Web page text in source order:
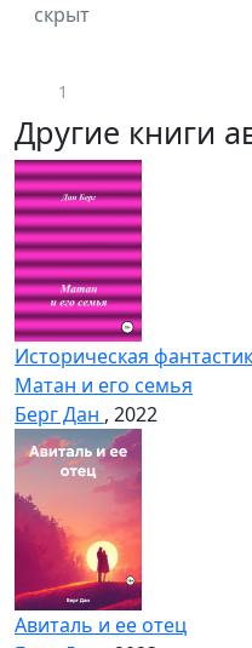
скрыт
1
Другие книги
Историческая
Матан и его семья
Берг Дан , 2022
Авиталь и ее отец